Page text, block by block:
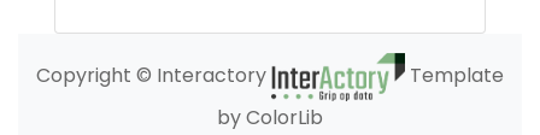
Copyright © Interactory
Template
by ColorLib